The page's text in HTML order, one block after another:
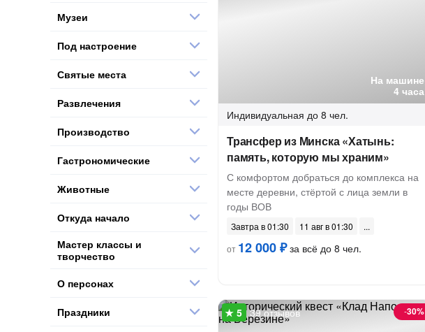
На машине
4 часа
Индивидуальная до 8 чел.
Трансфер из Минска «Хатынь:
память, которую мы храним»
С комфортом добраться до комплекса на
месте деревни, стёртой с лица земли в
годы ВОВ
Завтра в 01:30
11 авг в 01:30
от 12 000 ₽за всё до 8 чел.
-30%
39 отзывов
Музеи
Под настроение
Святые места
Развлечения
Производство
Гастрономические
Животные
Откуда начало
Мастер классы и
творчество
О персонах
Праздники